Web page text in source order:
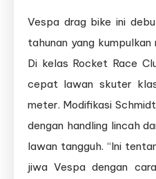
Vespa drag bike ini
tahunan yang
Di kelas Rocket Race
cepat lawan skuter
meter. Modifikasi
dengan handling lincah
lawan tangguh. “Ini
jiwa Vespa dengan